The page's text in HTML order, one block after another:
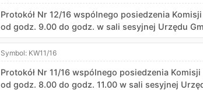
Protokół Nr 12/16 wspólnego posiedzenia
od godz. 9.00 do godz. w sali sesyjnej Urzędu
Symbol: KW11/16
Protokół Nr 11/16 wspólnego posiedzenia
od godz. 8.00 do godz. 11.00 w sali sesyjnej